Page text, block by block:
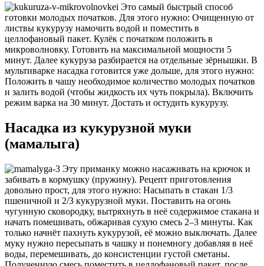
Это самый быстрый способ
готовки молодых початков. Для этого нужно: Очищенную от
листвы кукурузу намочить водой и поместить в
целлофановый пакет. Кулёк с початком положить в
микроволновку. Готовить на максимальной мощности 5
минут. Далее кукуруза разбирается на отдельные зёрнышки. В
мультиварке насадка готовится уже дольше, для этого нужно:
Положить в чашу необходимое количество молодых початков
и залить водой (чтобы жидкость их чуть покрыла). Включить
режим варка на 30 минут. Достать и остудить кукурузу.
Насадка из кукурузной муки
(мамалыга)
Эту приманку можно насаживать на крючок и
забивать в кормушку (пружину). Рецепт приготовления
довольно прост, для этого нужно: Насыпать в стакан 1/3
пшеничной и 2/3 кукурузной муки. Поставить на огонь
чугунную сковородку, вытряхнуть в неё содержимое стакана и
начать помешивать, обжаривая сухую смесь 2–3 минуты. Как
только начнёт пахнуть кукурузой, её можно выключать. Далее
муку нужно пересыпать в чашку и понемногу добавляя в неё
воды, перемешивать, до консистенции густой сметаны.